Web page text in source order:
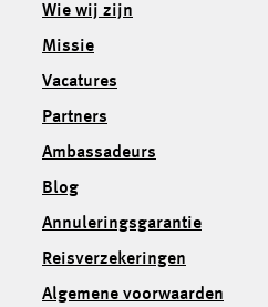
Wie wij zijn
Missie
Vacatures
Partners
Ambassadeurs
Blog
Annuleringsgarantie
Reisverzekeringen
Algemene voorwaarden